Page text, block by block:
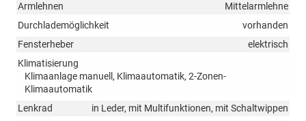
Armlehnen
Mittelarmlehne
Durchlademöglichkeit
vorhanden
Fensterheber
elektrisch
Klimatisierung
Klimaanlage manuell, Klimaautomatik, 2-Zonen-
Klimaautomatik
Lenkrad
in Leder, mit Multifunktionen, mit Schaltwippen